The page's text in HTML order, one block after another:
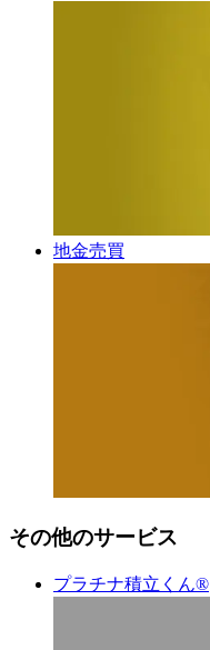
地金売買
その他のサービス
プラチナ積立くん®︎